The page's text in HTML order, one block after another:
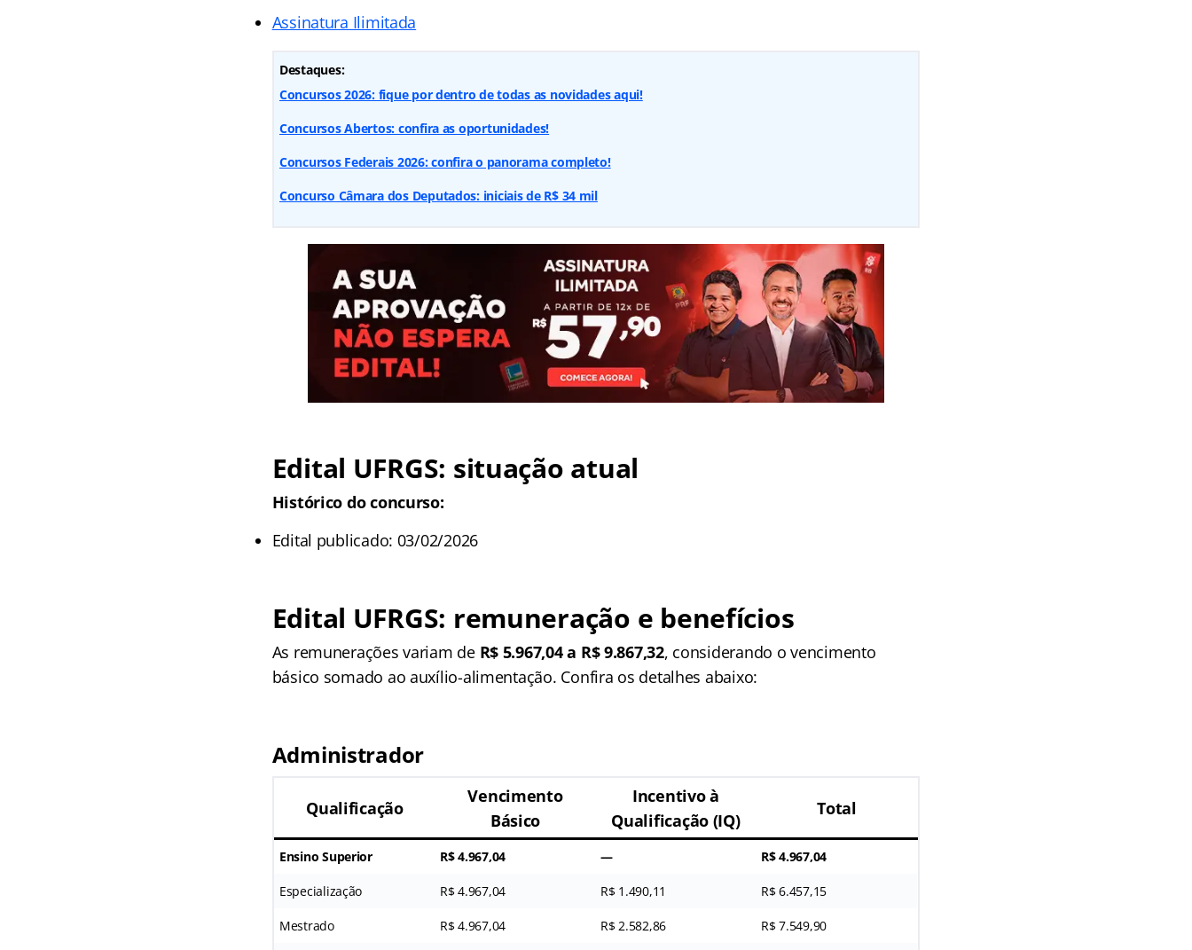
Assinatura Ilimitada
Destaques:
Concursos 2026: fique por dentro de todas as novidades aqui!
Concursos Abertos: confira as oportunidades!
Concursos Federais 2026: confira o panorama completo!
Concurso Câmara dos Deputados: iniciais de R$ 34 mil
Edital UFRGS: situação atual
Histórico do concurso:
Edital publicado: 03/02/2026
Edital UFRGS: remuneração e benefícios
As remunerações variam de R$ 5.967,04 a R$ 9.867,32, considerando o vencimento
básico somado ao auxílio-alimentação. Confira os detalhes abaixo:
Administrador
Qualificação
Vencimento
Básico
Incentivo à
Qualificação (IQ)
Total
Ensino Superior R$ 4.967,04 — R$ 4.967,04
Especialização R$ 4.967,04 R$ 1.490,11 R$ 6.457,15
Mestrado R$ 4.967,04 R$ 2.582,86 R$ 7.549,90